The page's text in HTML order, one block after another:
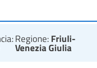
Regione: Friuli-
Venezia Giulia